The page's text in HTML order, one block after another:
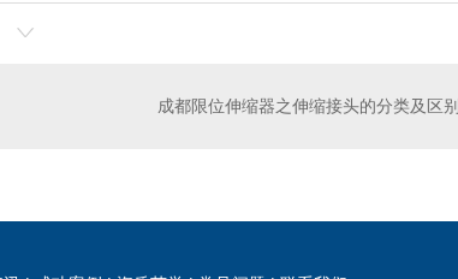
成都限位伸缩器之伸缩接头的分类及区别